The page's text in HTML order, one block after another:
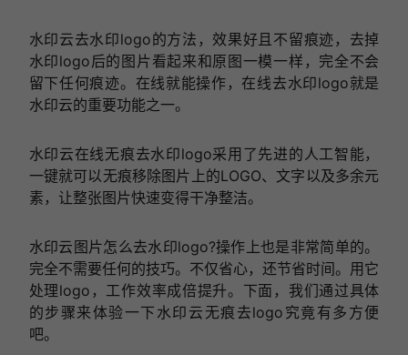
水印云去水印logo的方法，效果好且不留痕迹，去掉
水印logo后的图片看起来和原图一模一样，完全不会
留下任何痕迹。在线就能操作，在线去水印logo就是
水印云的重要功能之一。
水印云在线无痕去水印logo采用了先进的人工智能，
一键就可以无痕移除图片上的LOGO、文字以及多余元
素，让整张图片快速变得干净整洁。
水印云图片怎么去水印logo?操作上也是非常简单的。
完全不需要任何的技巧。不仅省心，还节省时间。用它
处理logo，工作效率成倍提升。下面，我们通过具体
的步骤来体验一下水印云无痕去logo究竟有多方便
吧。